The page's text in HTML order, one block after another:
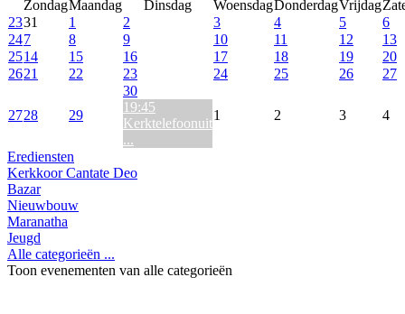
ZondagMaandag Dinsdag WoensdagDonderdagVrijdag
2331 1 2 3 4 5
6
247 8 9 10 11 12
13
2514 15 16 17 18 19
20
2621 22 23 24 25 26 27
2728 29
30
19:45
Kerktelefoonuit
...
1 2 3 4
Erediensten
Kerkkoor Cantate Deo
Bazar
Nieuwbouw
Maranatha
Jeugd
Alle categorieën ...
Toon evenementen van alle categorieën